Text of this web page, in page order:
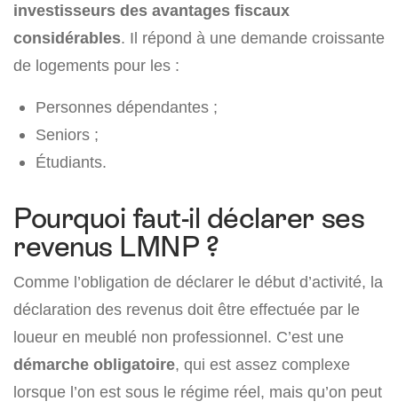
investisseurs des avantages fiscaux
considérables. Il répond à une demande croissante
de logements pour les :
Personnes dépendantes ;
Seniors ;
Étudiants.
Pourquoi faut-il déclarer ses
revenus LMNP ?
Comme l’obligation de déclarer le début d’activité, la
déclaration des revenus doit être effectuée par le
loueur en meublé non professionnel. C’est une
démarche obligatoire, qui est assez complexe
lorsque l’on est sous le régime réel, mais qu’on peut